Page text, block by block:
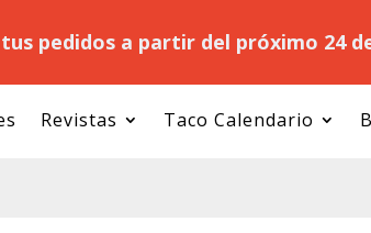
pedidos a partir del próximo 24
Revistas Taco Calendario